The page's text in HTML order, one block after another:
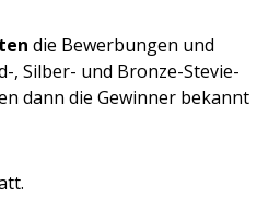
die Bewerbungen und
, Silber- und Bronze-Stevie-
dann die Gewinner bekannt